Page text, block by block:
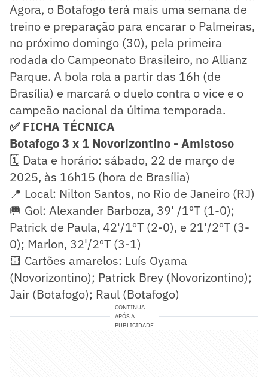
Agora, o Botafogo terá mais uma semana de
treino e preparação para encarar o Palmeiras,
no próximo domingo (30), pela primeira
rodada do Campeonato Brasileiro, no Allianz
Parque. A bola rola a partir das 16h (de
Brasília) e marcará o duelo contra o vice e o
campeão nacional da última temporada.
✅ FICHA TÉCNICA
Botafogo 3 x 1 Novorizontino - Amistoso
🗓️ Data e horário: sábado, 22 de março de
2025, às 16h15 (hora de Brasília)
📍 Local: Nilton Santos, no Rio de Janeiro (RJ)
🥅 Gol: Alexander Barboza, 39' /1ºT (1-0);
Patrick de Paula, 42'/1ºT (2-0), e 21'/2ºT (3-
0); Marlon, 32'/2ºT (3-1)
🟨 Cartões amarelos: Luís Oyama
(Novorizontino); Patrick Brey (Novorizontino);
Jair (Botafogo); Raul (Botafogo)
CONTINUA
APÓS A
PUBLICIDADE